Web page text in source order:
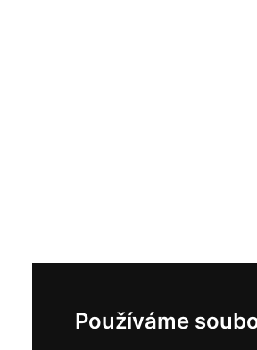
Používáme